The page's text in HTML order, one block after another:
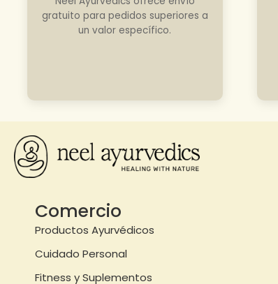
gratuito para pedidos superiores a
un valor específico.
Comercio
Productos Ayurvédicos
Cuidado Personal
Fitness y Suplementos